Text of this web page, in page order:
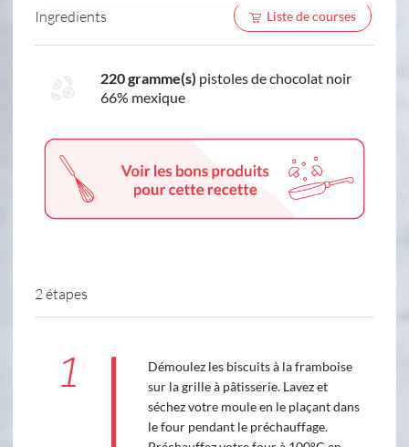
Ingredients Liste de courses
220 gramme(s) pistoles de chocolat noir
66% mexique
2 étapes
1
Démoulez les biscuits à la framboise
sur la grille à pâtisserie. Lavez et
séchez votre moule en le plaçant dans
le four pendant le préchauffage.